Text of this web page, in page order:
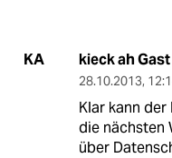
KA kieck ah Gast
28.10.2013,
Klar kann
die nächsten
über